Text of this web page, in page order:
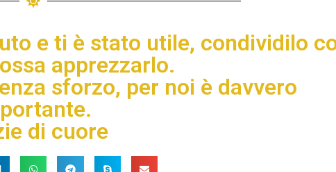
e ti è stato utile, condividilo
apprezzarlo.
sforzo, per noi è davvero
di cuore